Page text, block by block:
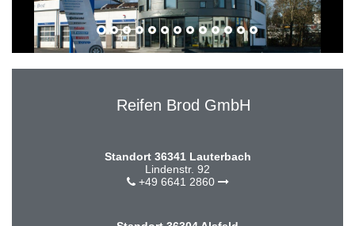
Reifen Brod GmbH
Standort 36341 Lauterbach
Lindenstr. 92
+49 6641 2860